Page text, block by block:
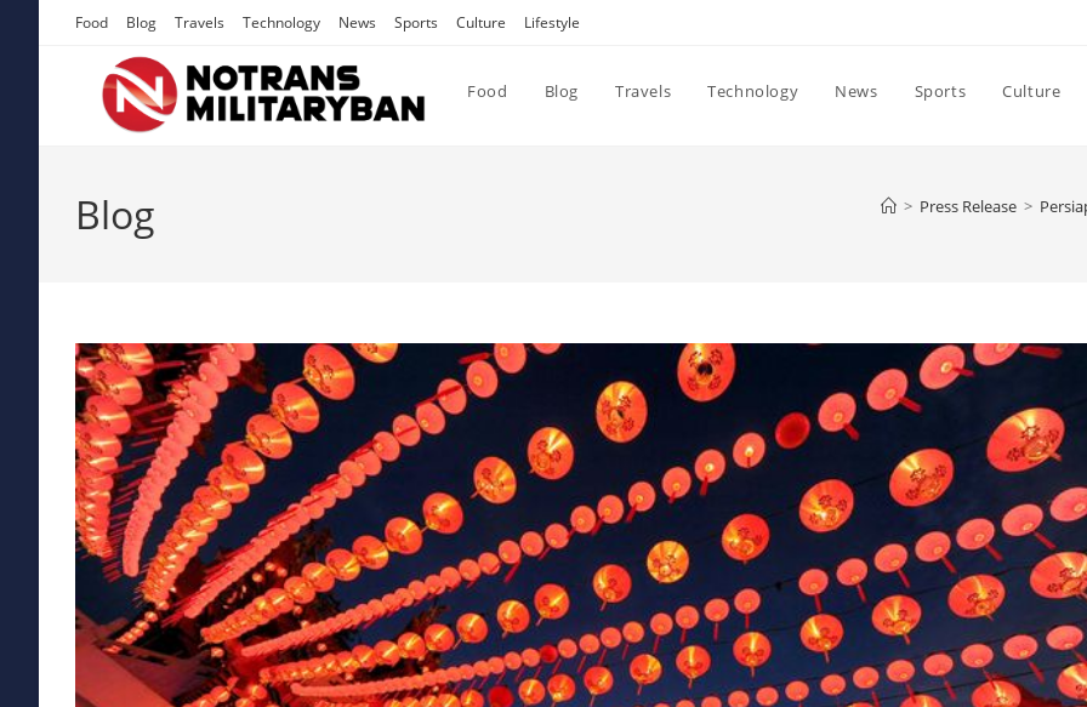
Food Blog Travels Technology News Sports Culture Lifestyle
Food Blog Travels Technology News Sports Culture
Blog > Press Release >